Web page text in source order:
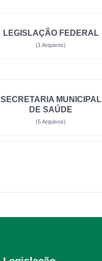
LEGISLAÇÃO FEDERAL
(1 Arquivos)
SECRETARIA MUNICIPAL
DE SAÚDE
(5 Arquivos)